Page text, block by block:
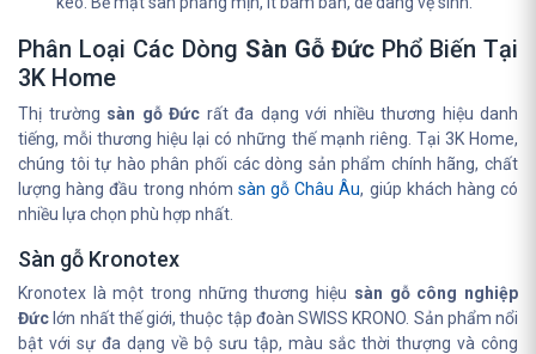
Phân Loại Các Dòng Sàn Gỗ Đức Phổ Biến Tại
3K Home
Thị trường sàn gỗ Đức rất đa dạng với nhiều thương hiệu danh
tiếng, mỗi thương hiệu lại có những thế mạnh riêng. Tại 3K Home,
chúng tôi tự hào phân phối các dòng sản phẩm chính hãng, chất
lượng hàng đầu trong nhóm sàn gỗ Châu Âu, giúp khách hàng có
nhiều lựa chọn phù hợp nhất.
Sàn gỗ Kronotex
Kronotex là một trong những thương hiệu sàn gỗ công nghiệp
Đức lớn nhất thế giới, thuộc tập đoàn SWISS KRONO. Sản phẩm nổi
bật với sự đa dạng về bộ sưu tập, màu sắc thời thượng và công